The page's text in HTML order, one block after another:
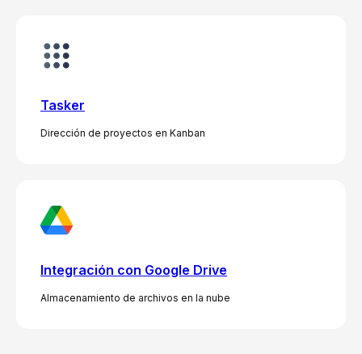
Tasker
Dirección de proyectos en Kanban
Integración con Google Drive
Almacenamiento de archivos en la nube